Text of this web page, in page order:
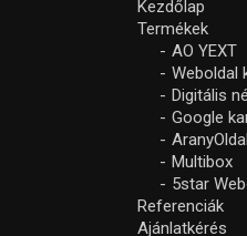
Kezdőlap
Termékek
AO YEXT
Weboldal
Digitális
Google
Multibox
5star
Referenciák
Ajánlatkérés